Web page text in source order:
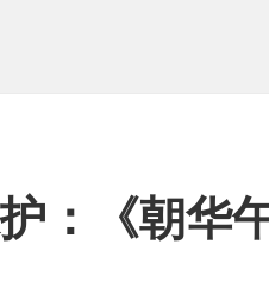
：《朝华